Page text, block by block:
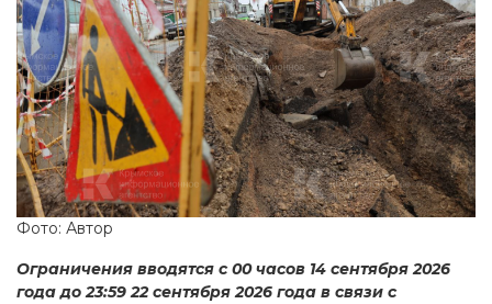
Фото: Автор
Ограничения вводятся с 00 часов 14 сентября 2026
года до 23:59 22 сентября 2026 года в связи с